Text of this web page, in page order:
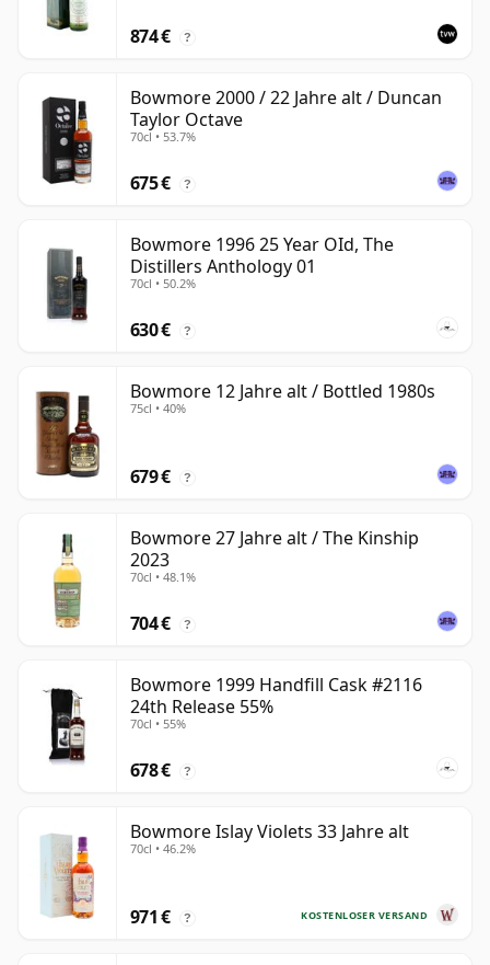
874 € ?
Bowmore 2000 / 22 Jahre alt / Duncan
Taylor Octave
70cl • 53.7%
675 € ?
Bowmore 1996 25 Year OId, The
Distillers Anthology 01
70cl • 50.2%
630 € ?
Bowmore 12 Jahre alt / Bottled 1980s
75cl • 40%
679 € ?
Bowmore 27 Jahre alt / The Kinship
2023
70cl • 48.1%
704 € ?
Bowmore 1999 Handfill Cask #2116
24th Release 55%
70cl • 55%
678 € ?
Bowmore Islay Violets 33 Jahre alt
70cl • 46.2%
KOSTENLOSER VERSAND
971 € ?